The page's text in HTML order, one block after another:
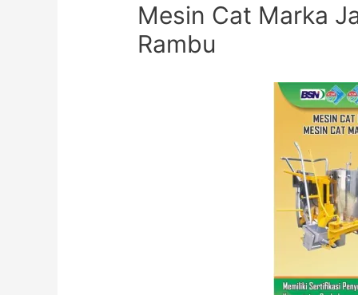
Mesin Cat Marka
Rambu